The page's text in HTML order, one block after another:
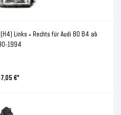
Links + Rechts für Audi 80 B4 ab
1994
€*